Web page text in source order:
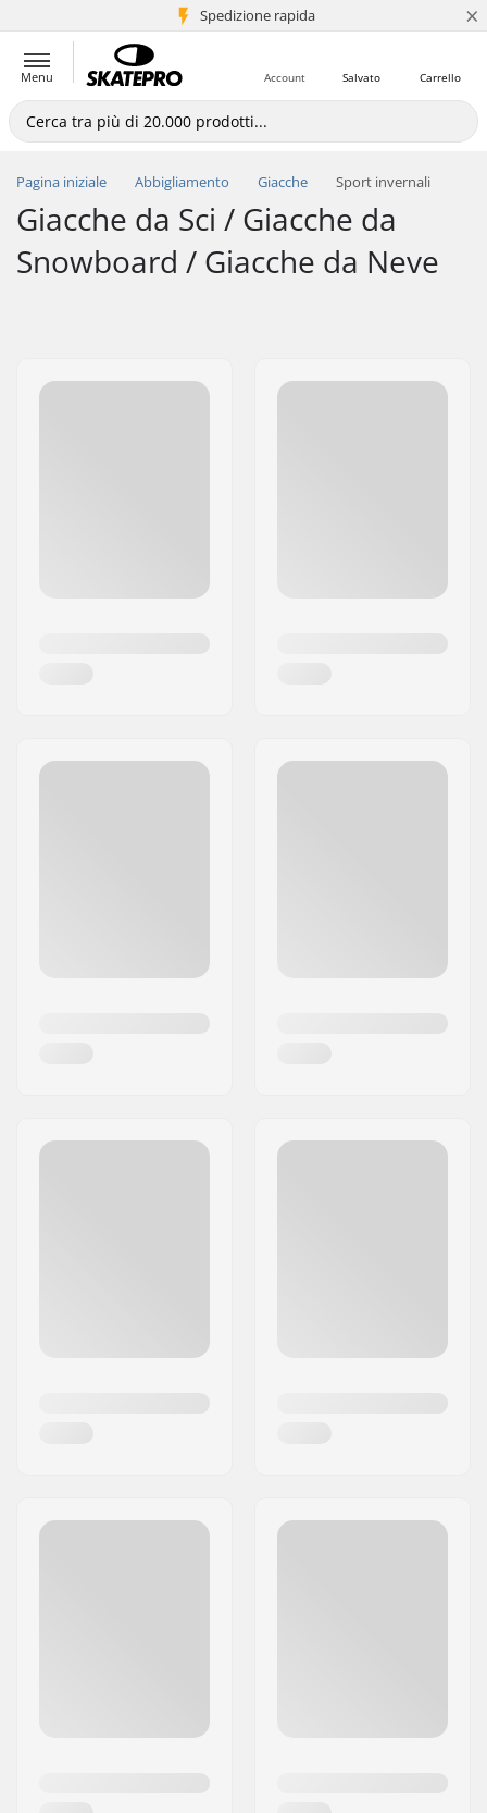
Spedizione rapida
+5 mln di clienti ×
Menu Carrello
Salvato
Account
Pagina iniziale Abbigliamento Giacche Sport invernali
Giacche da Sci / Giacche da
Snowboard / Giacche da Neve